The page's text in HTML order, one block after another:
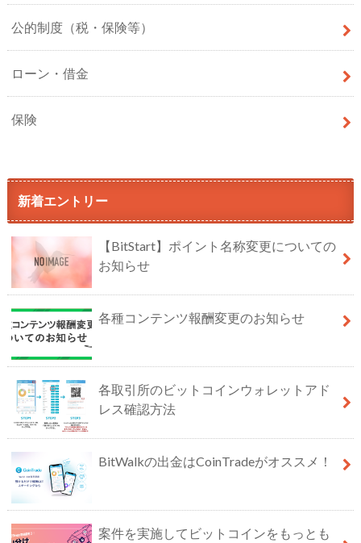
公的制度（税・保険等）
ローン・借金
保険
新着エントリー
【BitStart】ポイント名称変更についての
お知らせ
各種コンテンツ報酬変更のお知らせ
各取引所のビットコインウォレットアド
レス確認方法
BitWalkの出金はCoinTradeがオススメ！
案件を実施してビットコインをもっとも